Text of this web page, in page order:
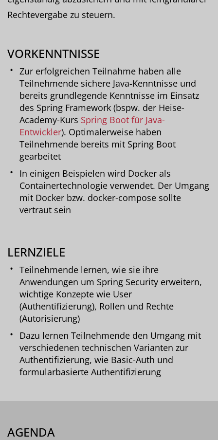
Rechtevergabe zu steuern.
VORKENNTNISSE
Zur erfolgreichen Teilnahme haben alle
Teilnehmende sichere Java-Kenntnisse und
bereits grundlegende Kenntnisse im Einsatz
des Spring Framework (bspw. der Heise-
Academy-Kurs Spring Boot für Java-
Entwickler). Optimalerweise haben
Teilnehmende bereits mit Spring Boot
gearbeitet
In einigen Beispielen wird Docker als
Containertechnologie verwendet. Der Umgang
mit Docker bzw. docker-compose sollte
vertraut sein
LERNZIELE
Teilnehmende lernen, wie sie ihre
Anwendungen um Spring Security erweitern,
wichtige Konzepte wie User
(Authentifizierung), Rollen und Rechte
(Autorisierung)
Dazu lernen Teilnehmende den Umgang mit
verschiedenen technischen Varianten zur
Authentifizierung, wie Basic-Auth und
formularbasierte Authentifizierung
AGENDA